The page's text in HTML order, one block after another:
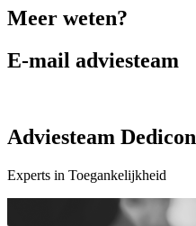
Meer weten?
E-mail adviesteam
Adviesteam Dedicon
Experts in Toegankelijkheid